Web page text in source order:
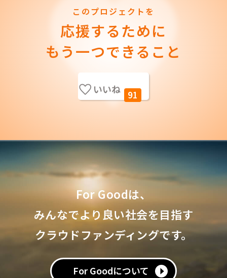
このプロジェクトを
応援するために
もう一つできること
いいね 91
For Goodは、
みんなでより良い社会を目指す
クラウドファンディングです。
For Goodについて